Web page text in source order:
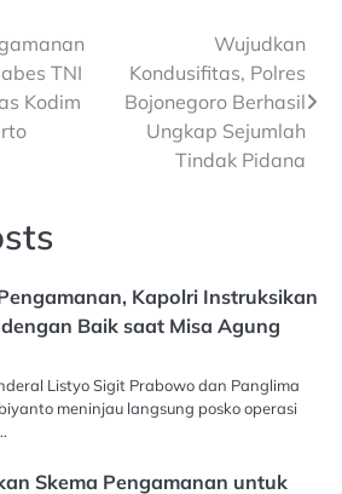
TNI
Kodim
Wujudkan
Kondusifitas, Polres
Bojonegoro Berhasil
Ungkap Sejumlah
Tindak Pidana
Kapolri Instruksikan
Baik saat Misa Agung
Listyo Sigit Prabowo dan Panglima
meninjau langsung posko operasi
Skema Pengamanan untuk